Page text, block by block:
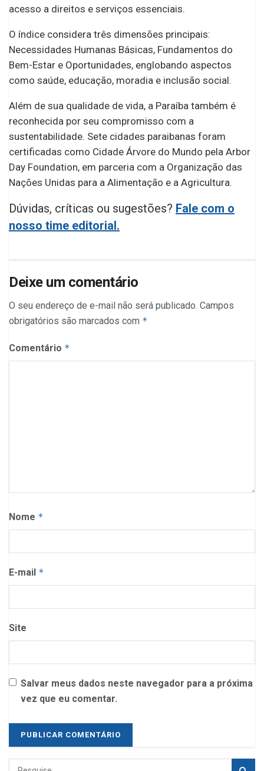
acesso a direitos e serviços essenciais.
O índice considera três dimensões principais:
Necessidades Humanas Básicas, Fundamentos do
Bem-Estar e Oportunidades, englobando aspectos
como saúde, educação, moradia e inclusão social.
Além de sua qualidade de vida, a Paraíba também é
reconhecida por seu compromisso com a
sustentabilidade. Sete cidades paraibanas foram
certificadas como Cidade Árvore do Mundo pela Arbor
Day Foundation, em parceria com a Organização das
Nações Unidas para a Alimentação e a Agricultura.
Dúvidas, críticas ou sugestões? Fale com o
nosso time editorial.
Deixe um comentário
O seu endereço de e-mail não será publicado. Campos
obrigatórios são marcados com *
Comentário *
Nome *
E-mail *
Site
Salvar meus dados neste navegador para a próxima
vez que eu comentar.